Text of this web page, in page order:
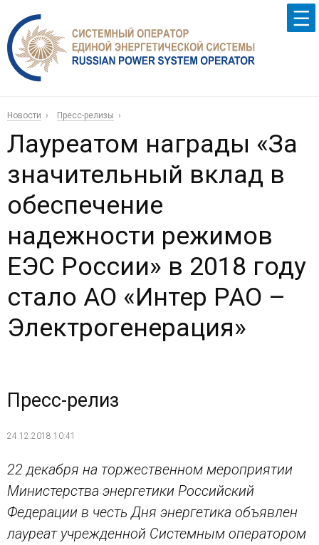
Новости Пресс-релизы
Лауреатом награды «За
значительный вклад в
обеспечение
надежности режимов
ЕЭС России» в 2018 году
стало АО «Интер РАО –
Электрогенерация»
Пресс-релиз
24.12.2018 10:41
22 декабря на торжественном мероприятии
Министерства энергетики Российский
Федерации в честь Дня энергетика объявлен
лауреат учрежденной Системным оператором